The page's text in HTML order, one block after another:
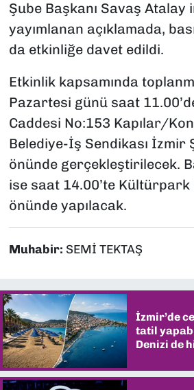
Şube Başkanı Savaş Atalay
yayımlanan açıklamada,
da etkinliğe davet edildi.
Etkinlik kapsamında
Pazartesi günü saat
Caddesi No:153 Kapılar/
Belediye-İş Sendikası İzmir
önünde gerçekleştirilecek.
ise saat 14.00’te Kültürpark
önünde yapılacak.
Muhabir: SEMİ TEKTAŞ
İzmir’de
tatil
Denizi de